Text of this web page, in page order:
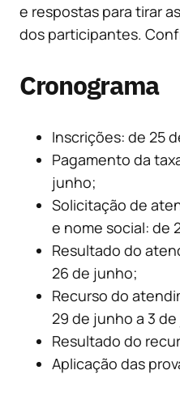
e respostas para tirar
dos participantes.
Cronograma
Inscrições: de 25
Pagamento da
junho;
Solicitação de
e nome social: de
Resultado do
26 de junho;
Recurso do
29 de junho a 3
Resultado do
Aplicação das